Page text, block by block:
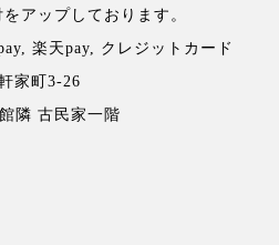
をアップ しております。
楽天pay, クレジットカード
家町3-26
隣 古民家一階